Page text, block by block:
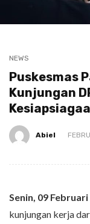
NEWS
Puskesmas
Kunjungan
Abiel
Senin, 09
kunjungan kerja